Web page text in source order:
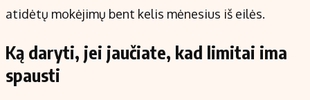
atidėtų mokėjimų bent kelis mėnesius iš eilės.
Ką daryti, jei jaučiate, kad limitai ima
spausti